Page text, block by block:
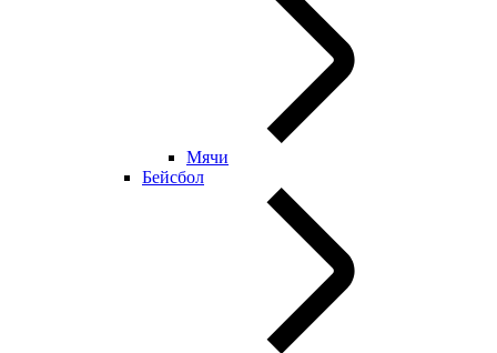
Мячи
Бейсбол